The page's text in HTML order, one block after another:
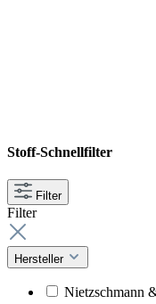
Stoff-Schnellfilter
Filter
Filter
Hersteller
Nietzschmann